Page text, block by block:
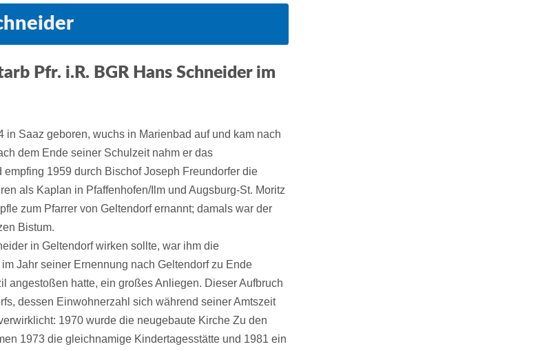
Pfr. i.R. BGR Hans Schneider im
in Saaz geboren, wuchs in Marienbad auf und kam nach
dem Ende seiner Schulzeit nahm er das
1959 durch Bischof Joseph Freundorfer die
als Kaplan in Pfaffenhofen/Ilm und Augsburg-St. Moritz
zum Pfarrer von Geltendorf ernannt; damals war der
Bistum.
in Geltendorf wirken sollte, war ihm die
Jahr seiner Ernennung nach Geltendorf zu Ende
angestoßen hatte, ein großes Anliegen. Dieser Aufbruch
dessen Einwohnerzahl sich während seiner Amtszeit
1970 wurde die neugebaute Kirche Zu den
1973 die gleichnamige Kindertagesstätte und 1981 ein